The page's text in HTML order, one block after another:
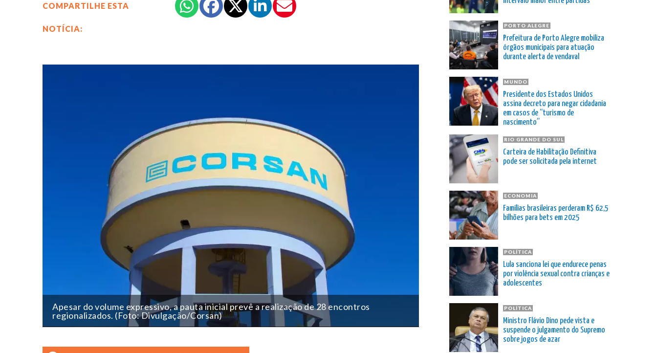
COMPARTILHE ESTA
NOTÍCIA:
Apesar do volume expressivo, a pauta inicial prevê a realização de 28 encontros
regionalizados. (Foto: Divulgação/Corsan)
PORTO ALEGRE
Prefeitura de Porto Alegre mobiliza
órgãos municipais para atuação
durante alerta de vendaval
MUNDO
Presidente dos Estados Unidos
assina decreto para negar cidadania
em casos de “turismo de
nascimento”
RIO GRANDE DO SUL
Carteira de Habilitação Definitiva
pode ser solicitada pela internet
ECONOMIA
Famílias brasileiras perderam R$ 62,5
bilhões para bets em 2025
POLÍTICA
Lula sanciona lei que endurece penas
por violência sexual contra crianças e
adolescentes
POLÍTICA
Ministro Flávio Dino pede vista e
suspende o julgamento do Supremo
sobre jogos de azar